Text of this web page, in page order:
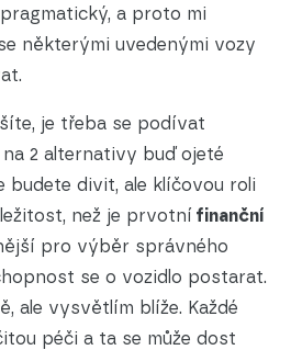
a proto mi
některými uvedenými vozy
je třeba se podívat
2 alternativy buď ojeté
budete divit, ale klíčovou roli
než je prvotní finanční
pro výběr správného
se o vozidlo postarat.
ale vysvětlím blíže. Každé
péči a ta se může dost